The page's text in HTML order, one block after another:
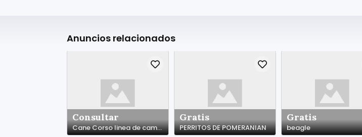
Anuncios relacionados
Consultar
Cane Corso linea de campeones de Belleza
Gratis
PERRITOS DE POMERANIAN
Gratis
beagle